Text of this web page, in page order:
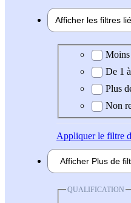
Afficher les filtres
ExpérienceMoins
De 1
Plus
Non
Appliquerle filtre
Afficher Plus de
QUALIFICATION